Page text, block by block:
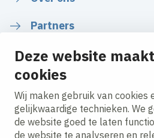
Deze website
cookies
Wij maken gebruik van cookies
gelijkwaardige technieken. We
de website goed te laten
de website te analyseren en
Partners
Nieuws
Volg ons